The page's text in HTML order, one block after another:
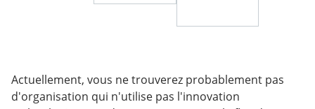
Actuellement, vous ne trouverez probablement pas
d'organisation qui n'utilise pas l'innovation